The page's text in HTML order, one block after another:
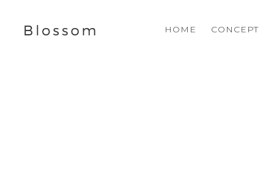
HOME CONCEPT